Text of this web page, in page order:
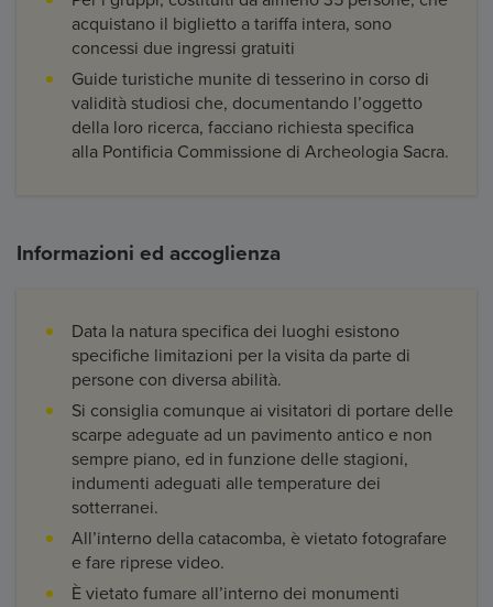
acquistano il biglietto a tariffa intera, sono
concessi due ingressi gratuiti
Guide turistiche munite di tesserino in corso di
validità studiosi che, documentando l’oggetto
della loro ricerca, facciano richiesta specifica
alla Pontificia Commissione di Archeologia Sacra.
Informazioni ed accoglienza
Data la natura specifica dei luoghi esistono
specifiche limitazioni per la visita da parte di
persone con diversa abilità.
Si consiglia comunque ai visitatori di portare delle
scarpe adeguate ad un pavimento antico e non
sempre piano, ed in funzione delle stagioni,
indumenti adeguati alle temperature dei
sotterranei.
All’interno della catacomba, è vietato fotografare
e fare riprese video.
È vietato fumare all’interno dei monumenti